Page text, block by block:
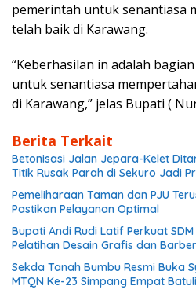
pemerintah untuk senantiasa
telah baik di Karawang.
“Keberhasilan in adalah
untuk senantiasa
di Karawang,” jelas Bupati (
Berita Terkait
Betonisasi Jalan Jepara-Kelet
Titik Rusak Parah di Sekuro Jadi
Pemeliharaan Taman dan PJU
Pastikan Pelayanan Optimal
Bupati Andi Rudi Latif Perkuat
Pelatihan Desain Grafis dan
Sekda Tanah Bumbu Resmi Buka
MTQN Ke-23 Simpang Empat